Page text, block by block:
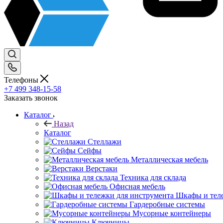
Телефоны
+7 499 348-15-58
Заказать звонок
Каталог
Назад
Каталог
Стеллажи
Сейфы
Металлическая мебель
Верстаки
Техника для склада
Офисная мебель
Шкафы и
Гардеробные системы
Мусорные контейнеры